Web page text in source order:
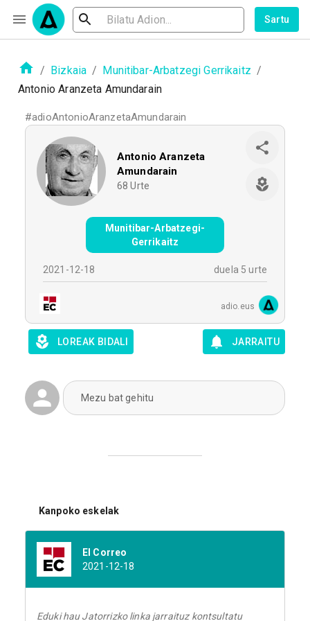
Sartu
/ Bizkaia / Munitibar-Arbatzegi Gerrikaitz /
Antonio Aranzeta Amundarain
#adioAntonioAranzetaAmundarain
Antonio Aranzeta
Amundarain
68 Urte
Munitibar-Arbatzegi-
Gerrikaitz
2021-12-18 duela 5 urte
adio.eus
LOREAK BIDALI JARRAITU
Mezu bat gehitu
Kanpoko eskelak
El Correo
2021-12-18
Eduki hau Jatorrizko linka jarraituz kontsultatu